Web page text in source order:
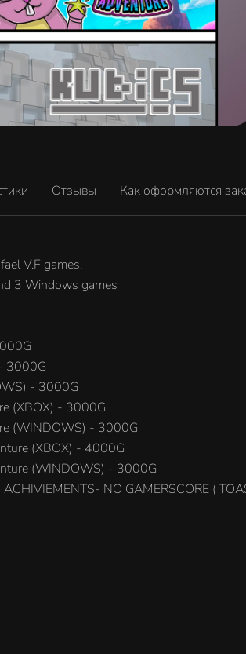
Отзывы Как оформляются
V.F games.
3 Windows games
3000G
- 3000G
(XBOX) - 3000G
(WINDOWS) - 3000G
(XBOX) - 4000G
(WINDOWS) - 3000G
NO GAMERSCORE (